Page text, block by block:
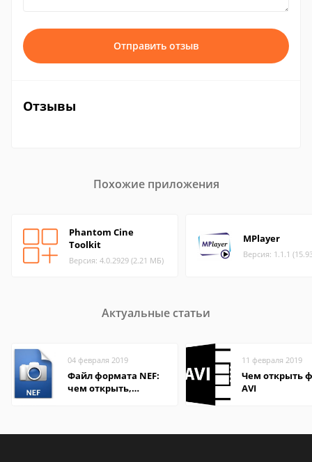
Отправить отзыв
Отзывы
Похожие приложения
Phantom Cine
Toolkit
Версия: 4.0.2929 (2.21 МБ)
MPlayer
Версия: 1.1.1
Актуальные статьи
04 февраля 2019
Файл формата NEF:
чем открыть,
11 февраля 2019
Чем открыть
AVI